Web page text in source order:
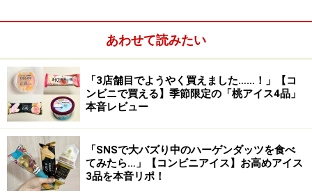
コカ・コーラ＆ダイエットコカ・コーラ（コカ・コーラナシ
ョナルセールス・2003年）
あわせて読みたい
「3店舗目でようやく買えました……！」【コ
ンビニで買える】季節限定の「桃アイス4品」
本音レビュー
「SNSで大バズり中のハーゲンダッツを食べ
てみたら…」【コンビニアイス】お高めアイス
3品を本音リポ！